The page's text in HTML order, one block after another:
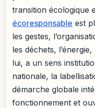
transition écologique
écoresponsable est
les gestes,
les déchets,
lui, a un sens
nationale, la
démarche globale
fonctionnement et